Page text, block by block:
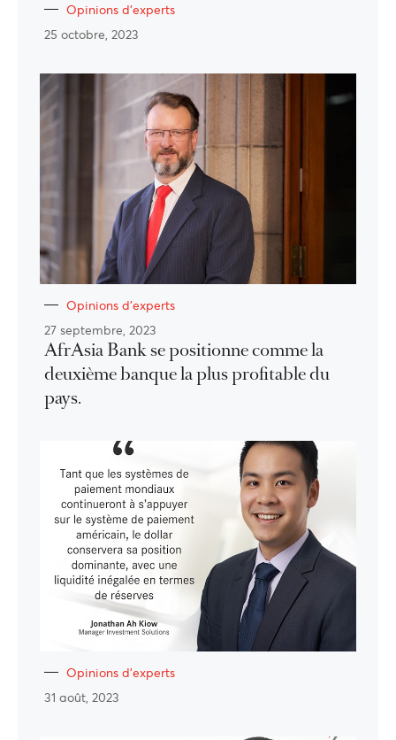
Opinions d'experts
25 octobre, 2023
Opinions d'experts
27 septembre, 2023
AfrAsia Bank se positionne comme la
deuxième banque la plus profitable du
pays.
Opinions d'experts
31 août, 2023